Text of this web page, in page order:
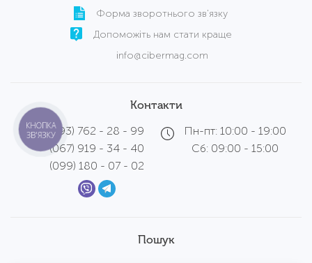
Форма зворотнього зв'язку
Допоможіть нам стати краще
info@cibermag.com
Контакти
(093) 762 - 28 - 99
(067) 919 - 34 - 40
(099) 180 - 07 - 02
Пн-пт: 10:00 - 19:00
Сб: 09:00 - 15:00
Пошук
КНОПКА
ЗВ'ЯЗКУ